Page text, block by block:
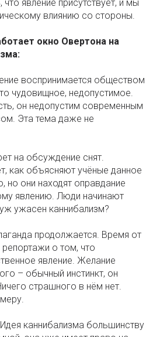
явление присутствует, и мы
влиянию со стороны.
окно Овертона на
воспринимается обществом
чудовищное, недопустимое.
он недопустим современным
Эта тема даже не
на обсуждение снят.
как объясняют учёные данное
но они находят оправдание
явлению. Люди начинают
ужасен каннибализм?
продолжается. Время от
о том, что
явление. Желание
– обычный инстинкт, он
страшного в нём нет.
Идея каннибализма большинству